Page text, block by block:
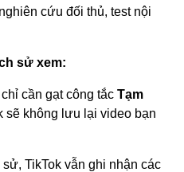
cứu đối thủ, test nội
sử xem:
chỉ cần gạt công tắc Tạm
sẽ không lưu lại video bạn
sử, TikTok vẫn ghi nhận các